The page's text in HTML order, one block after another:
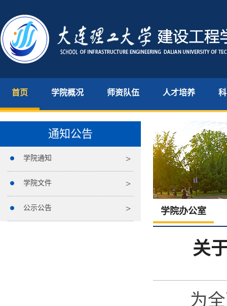
首页 学院概况 师资队伍 人才培养
通知公告
学院通知
学院文件
公示公告 学院办公室
关
为